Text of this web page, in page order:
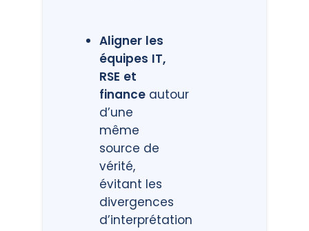
Aligner les
équipes IT,
RSE et
finance autour
d’une
même
source de
vérité,
évitant les
divergences
d’interprétation